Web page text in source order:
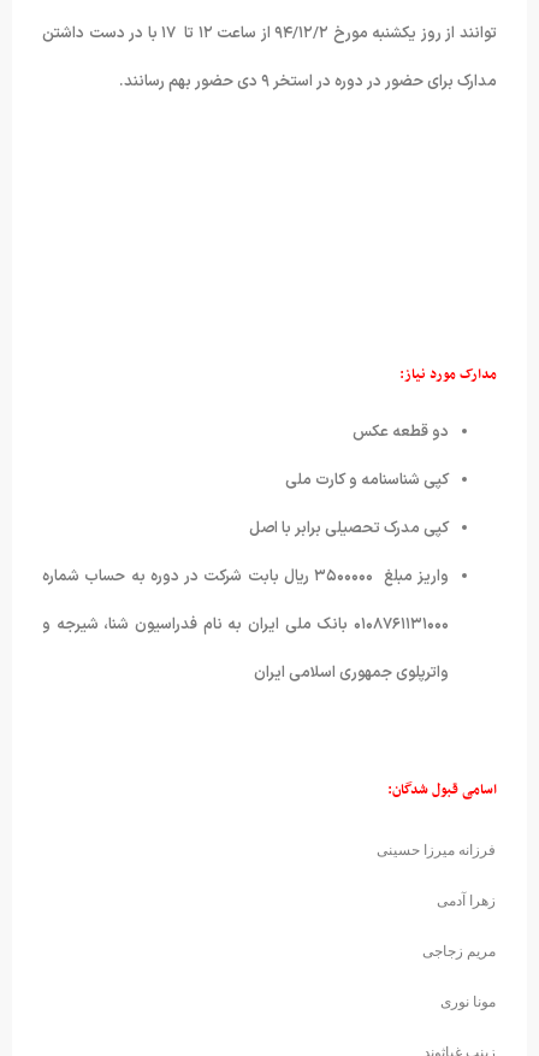
توانند از روز یکشنبه مورخ ۹۴/۱۲/۲ از ساعت ۱۲ تا ۱۷ با در دست داشتن
مدارک برای حضور در دوره در استخر ۹ دی حضور بهم رسانند.
مدارک مورد نیاز:
دو قطعه عکس
کپی شناسنامه و کارت ملی
کپی مدرک تحصیلی برابر با اصل
واریز مبلغ ۳۵۰۰۰۰۰ ریال بابت شرکت در دوره به حساب شماره
۰۱۰۸۷۶۱۱۳۱۰۰۰ بانک ملی ایران به نام فدراسیون شنا، شیرجه و
واترپلوی جمهوری اسلامی ایران
اسامی قبول شدگان:
فرزانه میرزا حسینی
زهرا آدمی
مریم زجاجی
مونا نوری
زینب غیاثوند